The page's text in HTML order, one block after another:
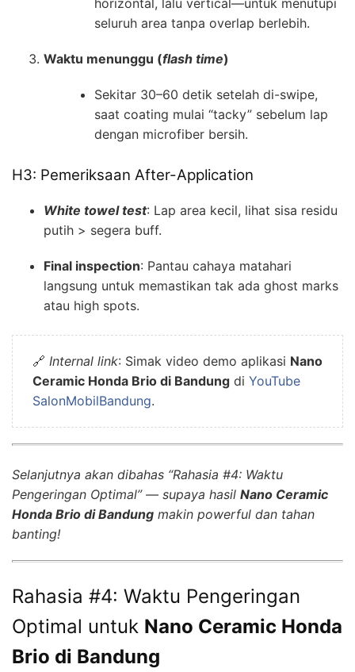
seluruh area tanpa overlap berlebih.
Waktu menunggu (flash time)
Sekitar 30–60 detik setelah di-swipe,
saat coating mulai “tacky” sebelum lap
dengan microfiber bersih.
H3: Pemeriksaan After-Application
White towel test: Lap area kecil, lihat sisa residu
putih > segera buff.
Final inspection: Pantau cahaya matahari
langsung untuk memastikan tak ada ghost marks
atau high spots.
🔗 Internal link: Simak video demo aplikasi Nano
Ceramic Honda Brio di Bandung di YouTube
SalonMobilBandung.
Selanjutnya akan dibahas “Rahasia #4: Waktu
Pengeringan Optimal” — supaya hasil Nano Ceramic
Honda Brio di Bandung makin powerful dan tahan
banting!
Rahasia #4: Waktu Pengeringan
Optimal untuk Nano Ceramic Honda
Brio di Bandung